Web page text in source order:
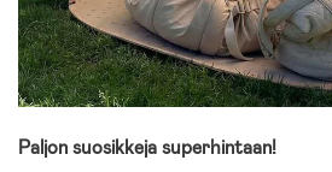
Paljon suosikkeja superhintaan!